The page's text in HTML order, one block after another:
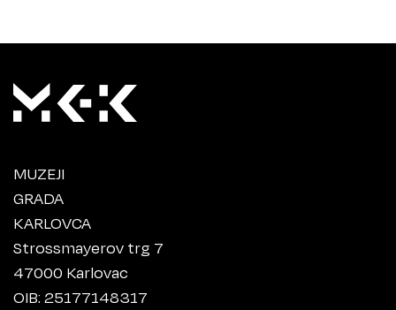
MUZEJI
GRADA
KARLOVCA
Strossmayerov trg 7
47000 Karlovac
OIB: 25177148317